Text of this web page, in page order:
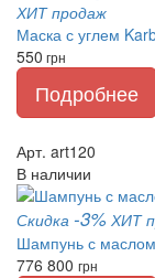
ХИТ продаж
Маска с углем
550 грн
Подробнее
Арт. art120
В наличии
Скидка -3% ХИТ
Шампунь с
776 800 грн